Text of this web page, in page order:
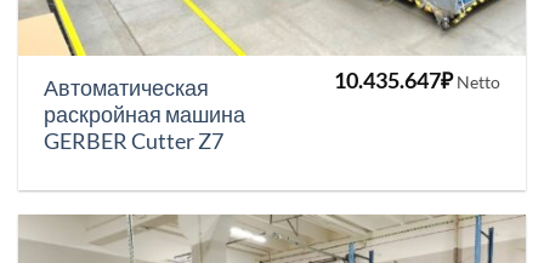
Автоматическая
раскройная машина
GERBER Cutter Z7
10.435.647₽ Netto